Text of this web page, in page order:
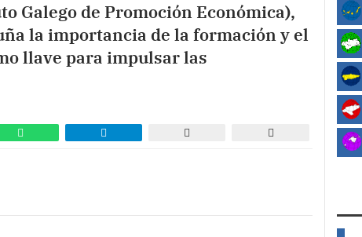
Galego de Promoción Económica),
la importancia de la formación y el
llave para impulsar las